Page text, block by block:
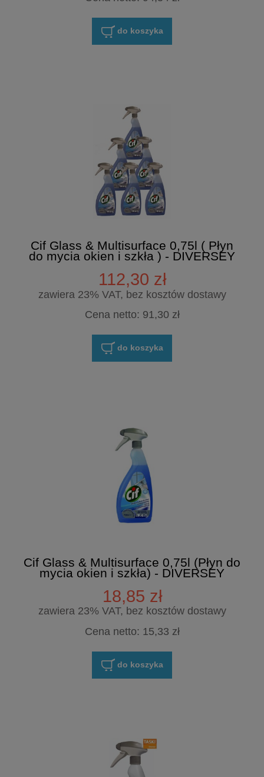
do koszyka
Cif Glass & Multisurface 0,75l ( Płyn
do mycia okien i szkła ) - DIVERSEY
112,30 zł
zawiera 23% VAT, bez kosztów dostawy
Cena netto: 91,30 zł
do koszyka
Cif Glass & Multisurface 0,75l (Płyn do
mycia okien i szkła) - DIVERSEY
18,85 zł
zawiera 23% VAT, bez kosztów dostawy
Cena netto: 15,33 zł
do koszyka